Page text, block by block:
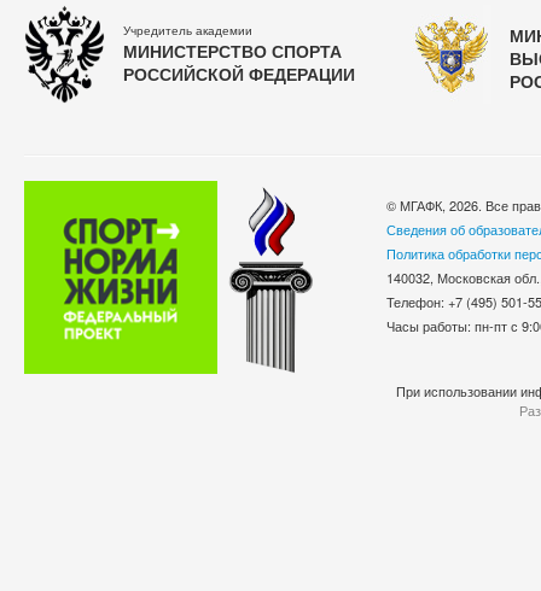
Учредитель академии
МИНИСТЕРСТВО СПОРТА
РОССИЙСКОЙ ФЕДЕРАЦИИ
© МГАФК, 2026. Все
Сведения об
Политика обработки
140032, Московская
Телефон: +7 (495)
Часы работы: пн-пт с
При использовании